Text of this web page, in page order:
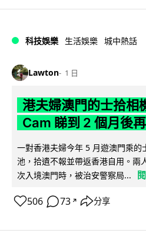
科技娛樂 生活娛樂 城中熱話
Lawton 1 日
港夫婦澳門的士拾相
Cam 睇到 2 個月後
一對香港夫婦今年 5 月遊澳門乘的
池，拾遺不報並帶返香港自用。兩
次入境澳門時，被治安警察局...
506 73 ↗ 分享